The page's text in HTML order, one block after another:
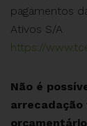
pagamentos
Ativos S/A
https://
Não é